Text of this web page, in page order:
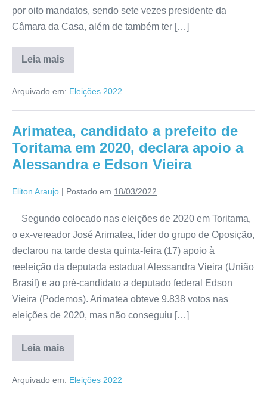
por oito mandatos, sendo sete vezes presidente da
Câmara da Casa, além de também ter […]
Leia mais
Arquivado em: Eleições 2022
Arimatea, candidato a prefeito de
Toritama em 2020, declara apoio a
Alessandra e Edson Vieira
Eliton Araujo | Postado em 18/03/2022
Segundo colocado nas eleições de 2020 em Toritama,
o ex-vereador José Arimatea, líder do grupo de Oposição,
declarou na tarde desta quinta-feira (17) apoio à
reeleição da deputada estadual Alessandra Vieira (União
Brasil) e ao pré-candidato a deputado federal Edson
Vieira (Podemos). Arimatea obteve 9.838 votos nas
eleições de 2020, mas não conseguiu […]
Leia mais
Arquivado em: Eleições 2022